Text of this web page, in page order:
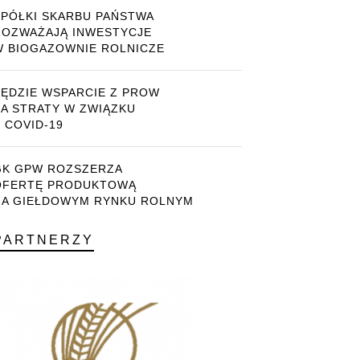
SKARBU PAŃSTWA
INWESTYCJE
BIOGAZOWNIE ROLNICZE
WSPARCIE Z PROW
STRATY W ZWIĄZKU
COVID-19
GPW ROZSZERZA
PRODUKTOWĄ
GIEŁDOWYM RYNKU ROLNYM